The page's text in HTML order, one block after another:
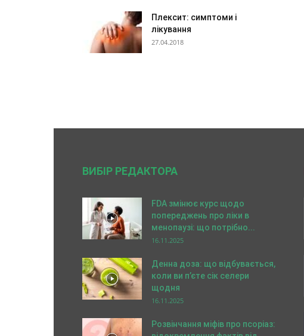
Плексит: симптоми і
лікування
27.04.2018
ВИБІР РЕДАКТОРА
FDA змінює курс щодо
попереджень про ліки в
менопаузі: що потрібно...
16.11.2025
Денна доза: що відбувається,
коли ви п’єте сік селери
щодня
16.11.2025
Розвінчання міфів про псоріаз: